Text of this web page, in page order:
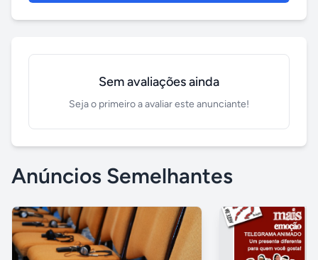
Sem avaliações ainda
Seja o primeiro a avaliar este anunciante!
Anúncios Semelhantes